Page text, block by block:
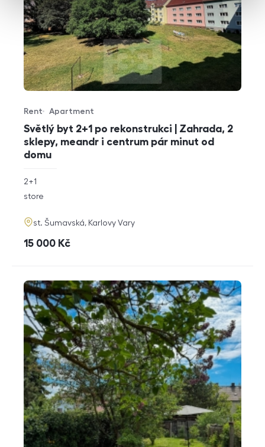
Světlý byt 2+1 po rekonstrukci | Zahrada, 2
sklepy, meandr i centrum pár minut od
domu
Offer type
Rent
Property type
Apartment
rozměry
2+1
funkce
store
adresa
st. Šumavská, Karlovy Vary
cena
15 000 Kč